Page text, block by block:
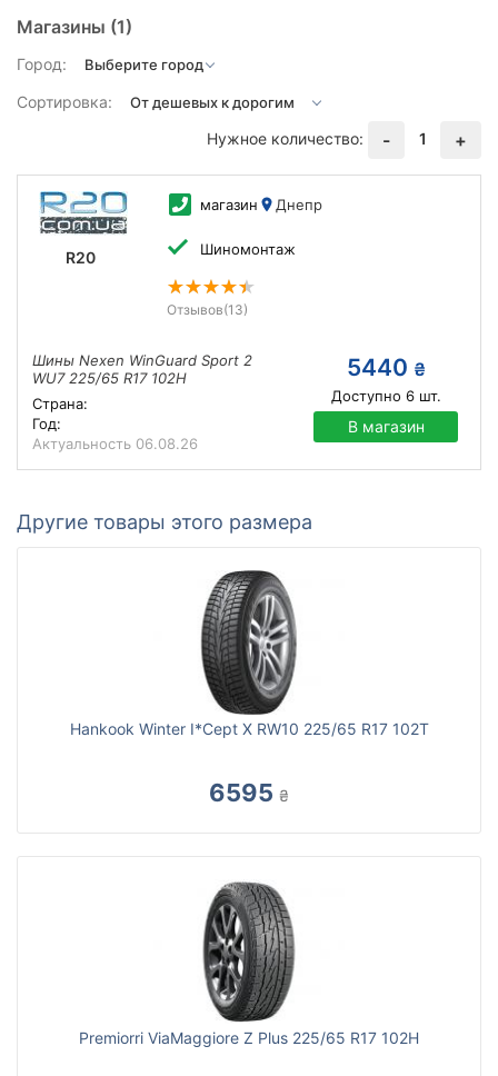
Магазины (1)
Город:
Сортировка:
Нужное количество:
- 1 +
R20
магазин Днепр
Шиномонтаж
Отзывов(13)
Шины Nexen WinGuard Sport 2
WU7 225/65 R17 102H
Страна:
Год:
Актуальность 06.08.26
5440 ₴
Доступно 6шт.
В магазин
Другие товары этого размера
Hankook Winter I*Cept X RW10 225/65 R17 102T
6595 ₴
Premiorri ViaMaggiore Z Plus 225/65 R17 102H